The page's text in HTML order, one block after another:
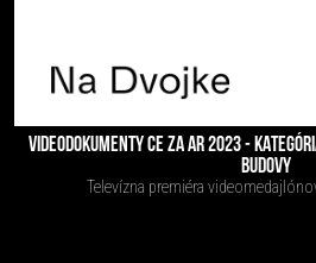
VIDEODOKUMENTY CE ZA AR 2023 -
BUDOVY
Televízna premiéra